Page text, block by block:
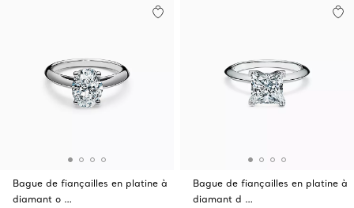
Bague de fiançailles en platine à
diamant o …
Bague de fiançailles en platine à
diamant d …